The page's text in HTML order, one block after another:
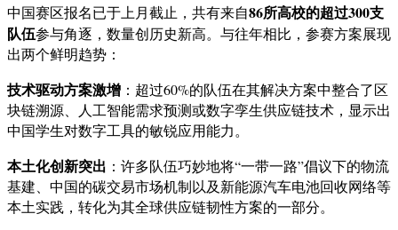
中国赛区报名已于上月截止，共有来自86所高校的超过300支
队伍参与角逐，数量创历史新高。与往年相比，参赛方案展现
出两个鲜明趋势：
技术驱动方案激增 ：超过60%的队伍在其解决方案中整合了区
块链溯源、人工智能需求预测或数字孪生供应链技术，显示出
中国学生对数字工具的敏锐应用能力。
本土化创新突出 ：许多队伍巧妙地将“一带一路”倡议下的物流
基建、中国的碳交易市场机制以及新能源汽车电池回收网络等
本土实践，转化为其全球供应链韧性方案的一部分。